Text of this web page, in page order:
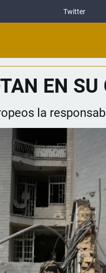
Twitter
EN
la